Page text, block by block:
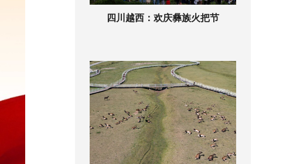
四川越西：欢庆彝族火把节